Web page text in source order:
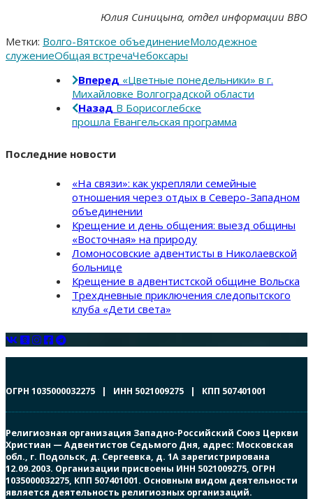
Юлия Синицына, отдел информации ВВО
Метки: Волго-Вятское объединениеМолодежное
служениеОбщая встречаЧебоксары
Вперед «Цветные понедельники» в г.
Михайловке Волгоградской области
Назад В Борисоглебске
прошла Евангельская программа
Последние новости
«На связи»: как укрепляли семейные
отношения через отдых в Северо-Западном
объединении
Крещение и день общения: выезд общины
«Восточная» на природу
Ломоносовские адвентисты в Николаевской
больнице
Крещение в адвентистской общине Вольска
Трехдневные приключения следопытского
клуба «Дети света»
ОГРН 1035000032275 | ИНН 5021009275 | КПП 507401001
Религиозная организация Западно-Российский Союз Церкви
Христиан — Адвентистов Седьмого Дня, адрес: Московская
обл., г. Подольск, д. Сергеевка, д. 1А зарегистрирована
12.09.2003. Организации присвоены ИНН 5021009275, ОГРН
1035000032275, КПП 507401001. Основным видом деятельности
является деятельность религиозных организаций.